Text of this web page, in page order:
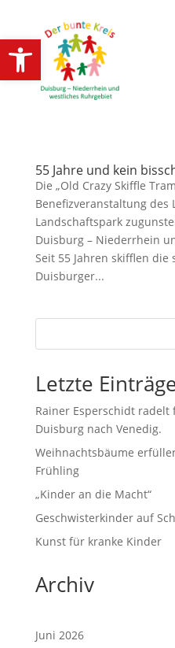
Open toolbar
55 Jahre und kein
Die „Old Crazy Skiffle
Benefizveranstaltung des
Landschaftspark
Duisburg – Niederrhein
Seit 55 Jahren skifflen die
Duisburger...
Letzte
Rainer Esperschidt
Duisburg nach Venedig.
Weihnachtsbäume
Frühling
„Kinder an die Macht“
Geschwisterkinder auf
Kunst für kranke Kinder
Archiv
Juni 2026